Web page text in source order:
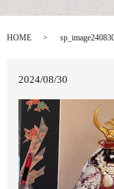
HOME
2024/08/30